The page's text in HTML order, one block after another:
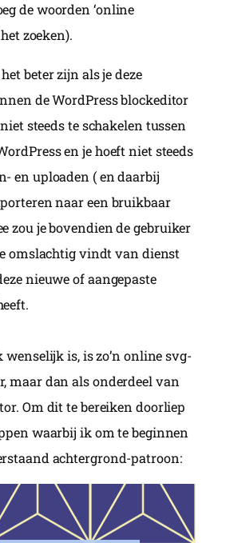
de woorden ‘online
zoeken).
beter zijn als je deze
de WordPress blockeditor
steeds te schakelen tussen
en je hoeft niet steeds
en uploaden ( en daarbij
naar een bruikbaar
zou je bovendien de gebruiker
omslachtig vindt van dienst
nieuwe of aangepaste
is, is zo’n online svg-
maar dan als onderdeel van
Om dit te bereiken doorliep
waarbij ik om te beginnen
achtergrond-patroon: